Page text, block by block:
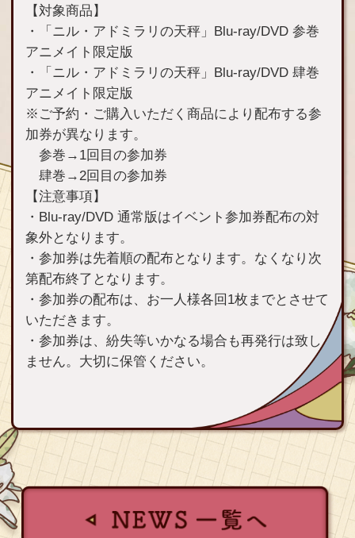
【対象商品】
・「ニル・アドミラリの天秤」Blu-ray/DVD 参巻
アニメイト限定版
・「ニル・アドミラリの天秤」Blu-ray/DVD 肆巻
アニメイト限定版
※ご予約・ご購入いただく商品により配布する参
加券が異なります。
参巻→1回目の参加券
肆巻→2回目の参加券
【注意事項】
・Blu-ray/DVD 通常版はイベント参加券配布の対
象外となります。
・参加券は先着順の配布となります。なくなり次
第配布終了となります。
・参加券の配布は、お一人様各回1枚までとさせて
いただきます。
・参加券は、紛失等いかなる場合も再発行は致し
ません。大切に保管ください。